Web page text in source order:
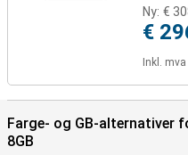
Ny: €
€
Inkl. mva
Farge- og GB-alternativer
8GB